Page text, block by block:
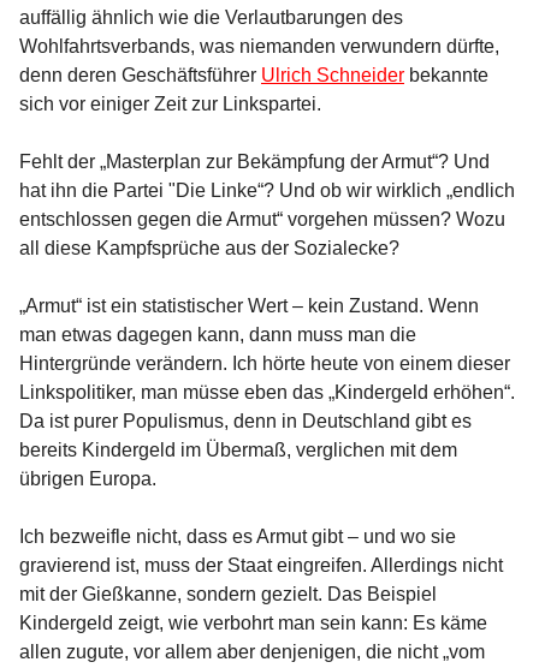
auffällig ähnlich wie die Verlautbarungen des
Wohlfahrtsverbands, was niemanden verwundern dürfte,
denn deren Geschäftsführer Ulrich Schneider bekannte
sich vor einiger Zeit zur Linkspartei.
Fehlt der „Masterplan zur Bekämpfung der Armut“? Und
hat ihn die Partei "Die Linke“? Und ob wir wirklich „endlich
entschlossen gegen die Armut“ vorgehen müssen? Wozu
all diese Kampfsprüche aus der Sozialecke?
„Armut“ ist ein statistischer Wert – kein Zustand. Wenn
man etwas dagegen kann, dann muss man die
Hintergründe verändern. Ich hörte heute von einem dieser
Linkspolitiker, man müsse eben das „Kindergeld erhöhen“.
Da ist purer Populismus, denn in Deutschland gibt es
bereits Kindergeld im Übermaß, verglichen mit dem
übrigen Europa.
Ich bezweifle nicht, dass es Armut gibt – und wo sie
gravierend ist, muss der Staat eingreifen. Allerdings nicht
mit der Gießkanne, sondern gezielt. Das Beispiel
Kindergeld zeigt, wie verbohrt man sein kann: Es käme
allen zugute, vor allem aber denjenigen, die nicht „vom